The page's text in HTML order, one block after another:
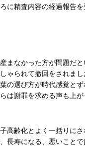
に精査内容の経過報告
まなかった方が問題だ
ゃられて撤回をされま
の選び方が時代感覚と
は謝罪を求める声も上
高齢化とよく一括りに
長寿になる、悪いこと